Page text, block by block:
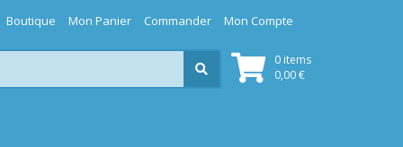
Boutique Mon Panier Commander Mon Compte
0 items
0,00€